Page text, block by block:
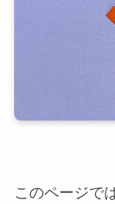
このページで